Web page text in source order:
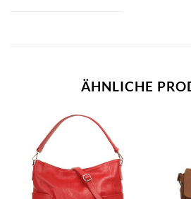
ÄHNLICHE